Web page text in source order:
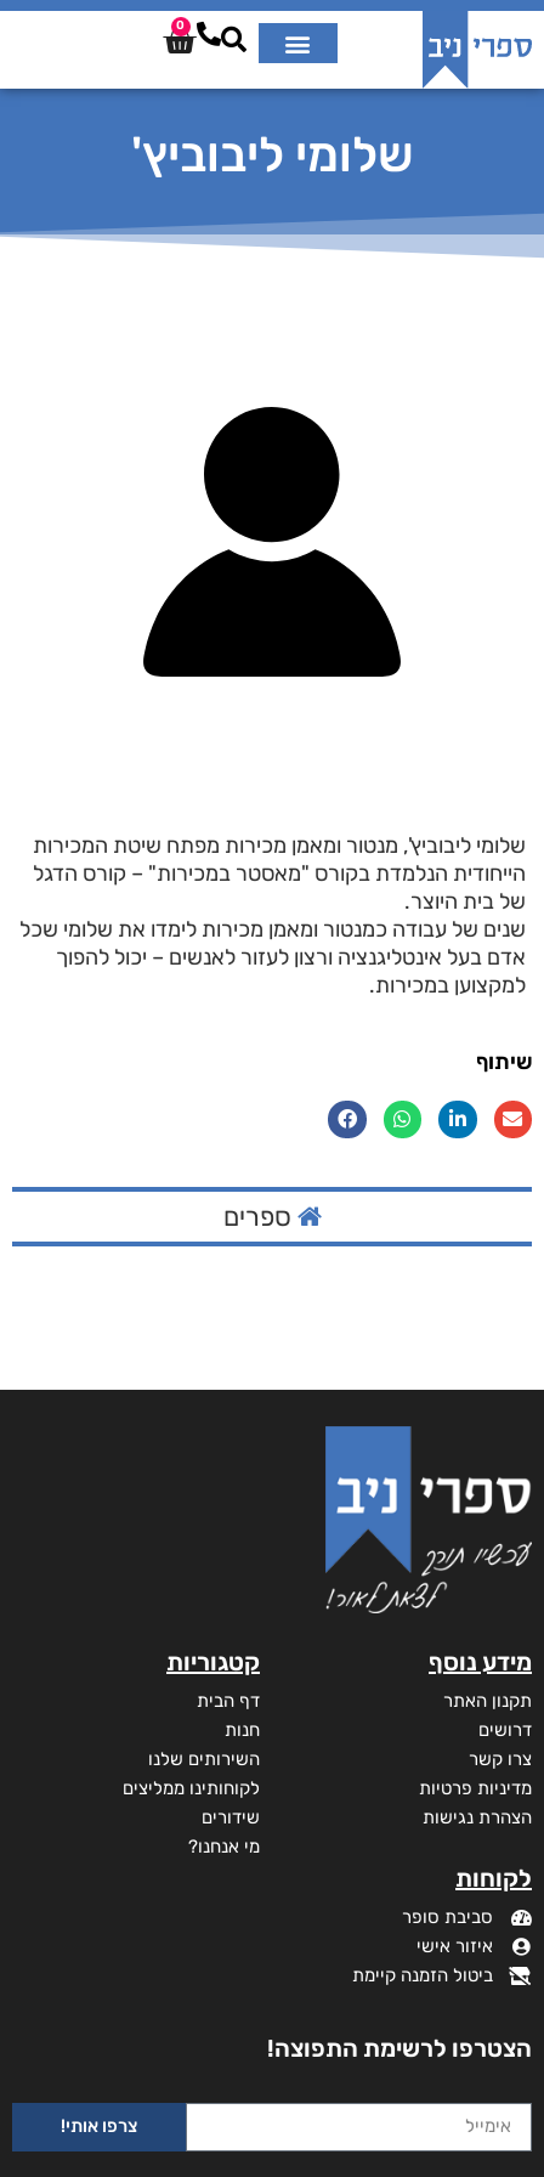
0
שלומי ליבוביץ'
שלומי ליבוביץ', מנטור ומאמן מכירות מפתח שיטת המכירות
הייחודית הנלמדת בקורס "מאסטר במכירות" – קורס הדגל
של בית היוצר.
שנים של עבודה כמנטור ומאמן מכירות לימדו את שלומי שכל
אדם בעל אינטליגנציה ורצון לעזור לאנשים – יכול להפוך
למקצוען במכירות.
שיתוף
ספרים
מידע נוסף
תקנון האתר
דרושים
צרו קשר
מדיניות פרטיות
הצהרת נגישות
לקוחות
סביבת סופר
איזור אישי
ביטול הזמנה קיימת
קטגוריות
דף הבית
חנות
השירותים שלנו
לקוחותינו ממליצים
שידורים
מי אנחנו?
הצטרפו לרשימת התפוצה!
צרפו אותי!